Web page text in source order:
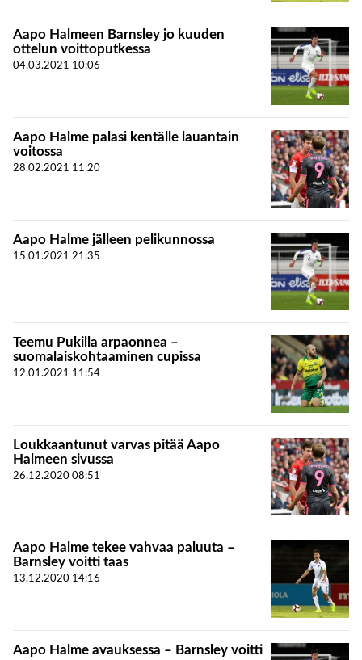
Aapo Halmeen Barnsley jo kuuden
ottelun voittoputkessa
04.03.2021 10:06
Aapo Halme palasi kentälle lauantain
voitossa
28.02.2021 11:20
Aapo Halme jälleen pelikunnossa
15.01.2021 21:35
Teemu Pukilla arpaonnea –
suomalaiskohtaaminen cupissa
12.01.2021 11:54
Loukkaantunut varvas pitää Aapo
Halmeen sivussa
26.12.2020 08:51
Aapo Halme tekee vahvaa paluuta –
Barnsley voitti taas
13.12.2020 14:16
Aapo Halme avauksessa – Barnsley voitti